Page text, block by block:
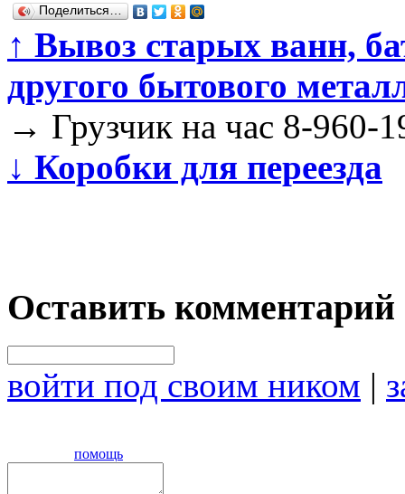
Поделиться…
↑ Вывоз старых ванн,
другого бытового
→ Грузчик на час 8-960-
↓ Коробки для переезда
Оставить комментарий
войти под своим ником |
помощь